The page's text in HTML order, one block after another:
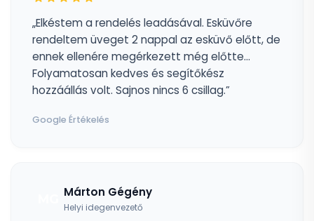
„Elkéstem a rendelés leadásával. Esküvőre
rendeltem üveget 2 nappal az esküvő előtt, de
ennek ellenére megérkezett még előtte...
Folyamatosan kedves és segítőkész
hozzáállás volt. Sajnos nincs 6 csillag.”
Google Értékelés
Márton Gégény
Helyi idegenvezető